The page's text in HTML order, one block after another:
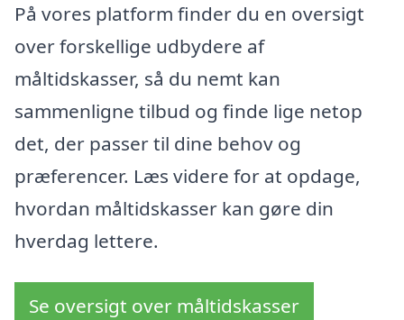
På vores platform finder du en oversigt
over forskellige udbydere af
måltidskasser, så du nemt kan
sammenligne tilbud og finde lige netop
det, der passer til dine behov og
præferencer. Læs videre for at opdage,
hvordan måltidskasser kan gøre din
hverdag lettere.
Se oversigt over måltidskasser